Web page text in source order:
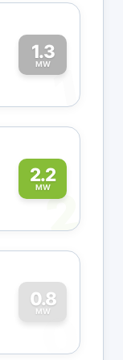
1.3
MW1
2.2
MW2
0.8
MW
0